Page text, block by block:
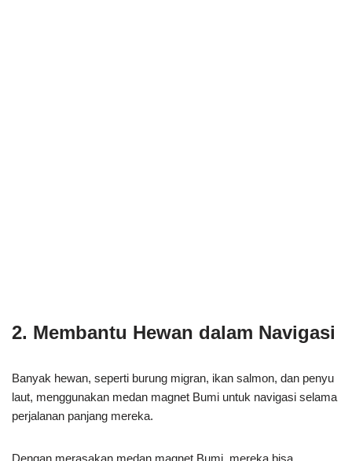
2. Membantu Hewan dalam Navigasi
Banyak hewan, seperti burung migran, ikan salmon, dan penyu
laut, menggunakan medan magnet Bumi untuk navigasi selama
perjalanan panjang mereka.